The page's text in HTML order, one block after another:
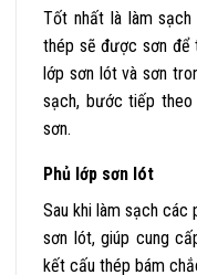
Tốt nhất là làm
thép sẽ được sơn để
lớp sơn lót và sơn
sạch, bước tiếp
sơn.
Phủ lớp sơn lót
Sau khi làm sạch các
sơn lót, giúp cung
kết cấu thép bám